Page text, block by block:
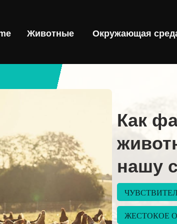
Животные Окружающая
Как
нашу
ЖЕСТОКОЕ